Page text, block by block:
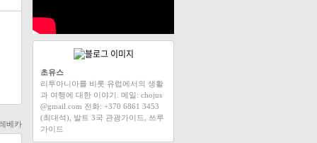
베카
초유스
리투아니아를 비롯 유럽에서의 생활
과 여행에 대한 이야기. 메일: chojus
@gmail.com 전화: +370 6861 3453
(최대석), 발트 3국 관광가이드, 쓰루
가이드